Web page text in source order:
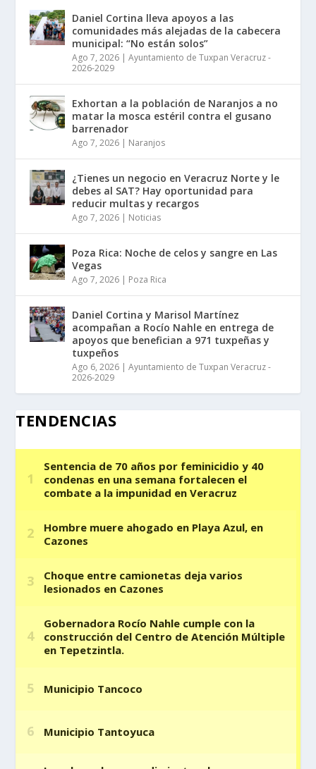
Daniel Cortina lleva apoyos a las
comunidades más alejadas de la cabecera
municipal: “No están solos”
Ago 7, 2026 |Ayuntamiento de Tuxpan Veracruz -
2026-2029
Exhortan a la población de Naranjos a no
matar la mosca estéril contra el gusano
barrenador
Ago 7, 2026 | Naranjos
¿Tienes un negocio en Veracruz Norte y le
debes al SAT? Hay oportunidad para
reducir multas y recargos
Ago 7, 2026 | Noticias
Poza Rica: Noche de celos y sangre en Las
Vegas
Ago 7, 2026 | Poza Rica
Daniel Cortina y Marisol Martínez
acompañan a Rocío Nahle en entrega de
apoyos que benefician a 971 tuxpeñas y
tuxpeños
Ago 6, 2026 |Ayuntamiento de Tuxpan Veracruz -
2026-2029
TENDENCIAS